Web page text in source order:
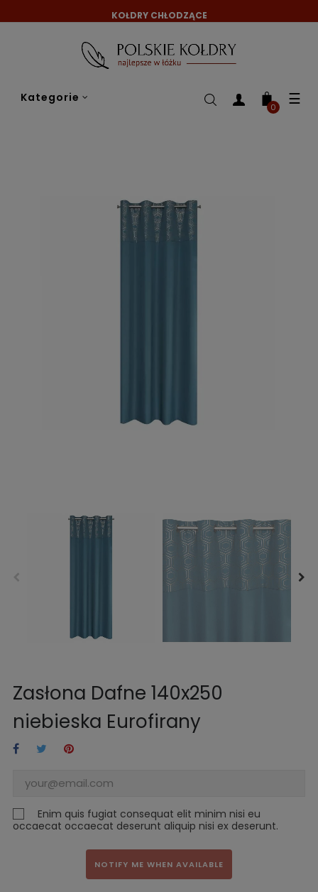
KOŁDRY CHŁODZĄCE
Kategorie ☰
0
Zasłona Dafne 140x250
niebieska Eurofirany
Enim quis fugiat consequat elit minim nisi eu
occaecat occaecat deserunt aliquip nisi ex deserunt.
NOTIFY ME WHEN AVAILABLE